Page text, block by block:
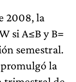
2008, la
si A≤B y B=
semestral.
promulgó la